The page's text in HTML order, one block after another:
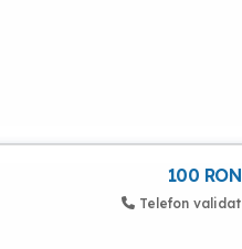
100 RON
Telefon validat